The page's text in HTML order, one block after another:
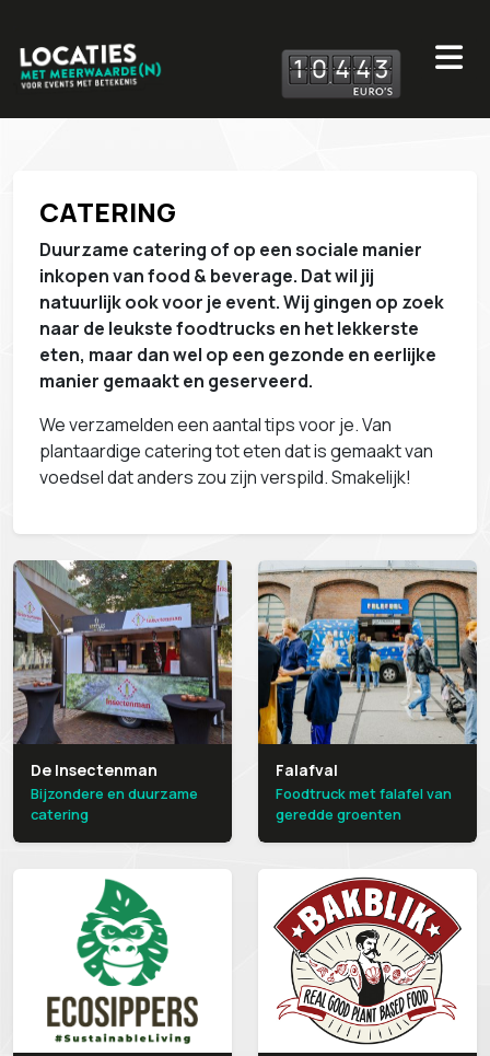
10 443
CATERING
Duurzame catering of op een sociale manier
inkopen van food & beverage. Dat wil jij
natuurlijk ook voor je event.Wij gingen op zoek
naar de leukste foodtrucks en het lekkerste
eten, maar dan wel op een gezonde en eerlijke
manier gemaakt en geserveerd.
We verzamelden een aantal tips voor je. Van
plantaardige catering tot eten dat is gemaakt van
voedsel dat anders zou zijn verspild. Smakelijk!
De Insectenman
Bijzondere en duurzame
catering
Falafval
Foodtruck met falafel van
geredde groenten